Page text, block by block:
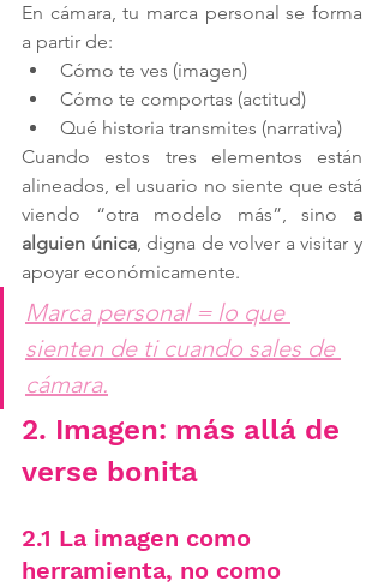
En cámara, tu marca personal se forma
a partir de:
Cómo te ves (imagen)
Cómo te comportas (actitud)
Qué historia transmites (narrativa)
Cuando estos tres elementos están
alineados, el usuario no siente que está
viendo “otra modelo más”, sino a
alguien única, digna de volver a visitar y
apoyar económicamente.
Marca personal = lo que
sienten de ti cuando sales de
cámara.
2. Imagen: más allá de
verse bonita
2.1 La imagen como
herramienta, no como